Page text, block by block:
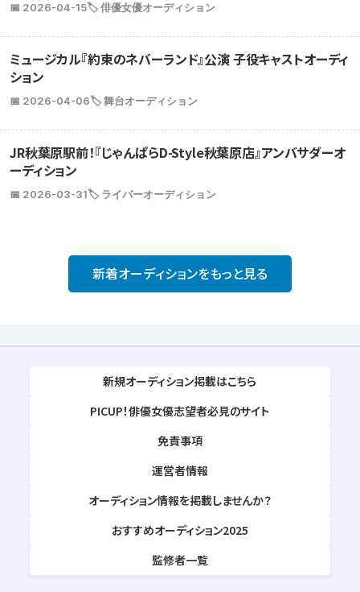
📅 2026-04-15🏷️ 俳優女優オーディション
ミュージカル『約束のネバーランド』公演 子役キャストオーディ
ション
📅 2026-04-06🏷️ 舞台オーディション
JR秋葉原駅前！『じゃんぱらD-Style秋葉原店』アンバサダーオ
ーディション
📅 2026-03-31🏷️ ライバーオーディション
新着オーディションをもっと見る
新規オーディション掲載はこちら
PICUP！俳優女優志望者必見のサイト
免責事項
運営者情報
オーディション情報を掲載しませんか？
おすすめオーディション2025
監修者一覧